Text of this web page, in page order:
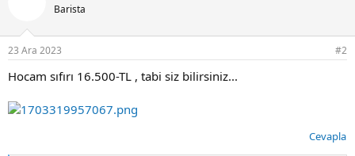
Barista
23 Ara 2023 #2
Hocam sıfırı 16.500-TL , tabi siz bilirsiniz...
Cevapla